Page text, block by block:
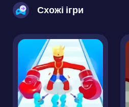
Схожі ігри